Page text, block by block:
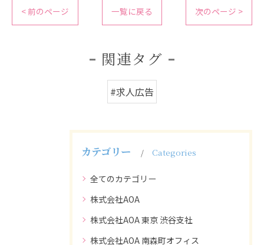
< 前のページ 一覧に戻る 次のページ >
関連タグ
#求人広告
カテゴリー Categories
全てのカテゴリー
株式会社AOA
株式会社AOA 東京 渋谷支社
株式会社AOA 南森町オフィス